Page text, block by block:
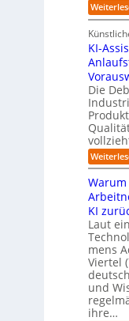
KI-
Die
KI
Laut
mens
Viertel
und
ihre…